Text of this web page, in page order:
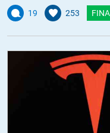
19 253